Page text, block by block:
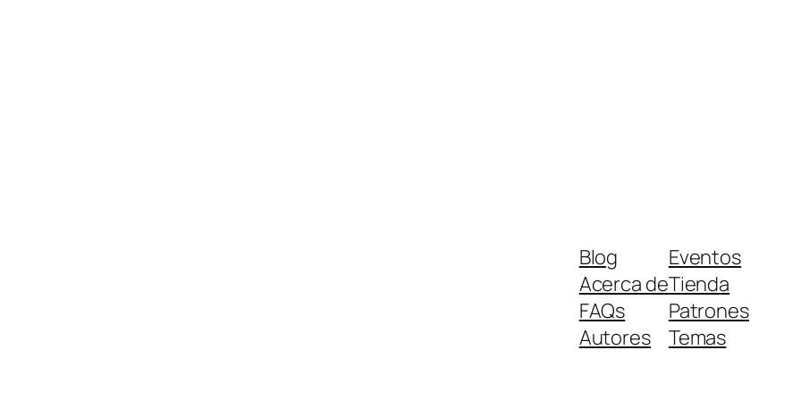
Blog
Acerca de
FAQs
Autores
Eventos
Tienda
Patrones
Temas